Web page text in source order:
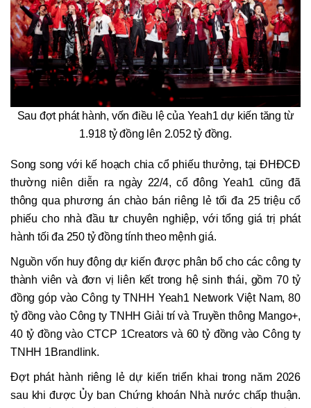
Sau đợt phát hành, vốn điều lệ của Yeah1 dự kiến tăng từ
1.918 tỷ đồng lên 2.052 tỷ đồng.
Song song với kế hoạch chia cổ phiếu thưởng, tại ĐHĐCĐ
thường niên diễn ra ngày 22/4, cổ đông Yeah1 cũng đã
thông qua phương án chào bán riêng lẻ tối đa 25 triệu cổ
phiếu cho nhà đầu tư chuyên nghiệp, với tổng giá trị phát
hành tối đa 250 tỷ đồng tính theo mệnh giá.
Nguồn vốn huy động dự kiến được phân bổ cho các công ty
thành viên và đơn vị liên kết trong hệ sinh thái, gồm 70 tỷ
đồng góp vào Công ty TNHH Yeah1 Network Việt Nam, 80
tỷ đồng vào Công ty TNHH Giải trí và Truyền thông Mango+,
40 tỷ đồng vào CTCP 1Creators và 60 tỷ đồng vào Công ty
TNHH 1Brandlink.
Đợt phát hành riêng lẻ dự kiến triển khai trong năm 2026
sau khi được Ủy ban Chứng khoán Nhà nước chấp thuận.